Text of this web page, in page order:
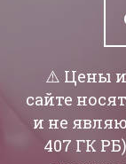
⚠️ Цены и
сайте
и не
407 ГК